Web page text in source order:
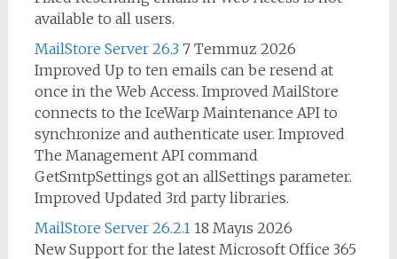
available to all users.
MailStore Server 26.3 7 Temmuz 2026
Improved Up to ten emails can be resend at
once in the Web Access. Improved MailStore
connects to the IceWarp Maintenance API to
synchronize and authenticate user. Improved
The Management API command
GetSmtpSettings got an allSettings parameter.
Improved Updated 3rd party libraries.
MailStore Server 26.2.1 18 Mayıs 2026
New Support for the latest Microsoft Office 365